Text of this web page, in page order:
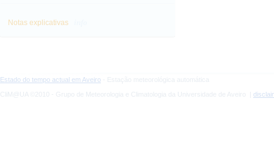
Notas explicativas
Estado do tempo actual em Aveiro - Estação meteorológica automática
CliM@UA ©2010 - Grupo de Meteorologia e Climatologia da Universidade de Aveiro |